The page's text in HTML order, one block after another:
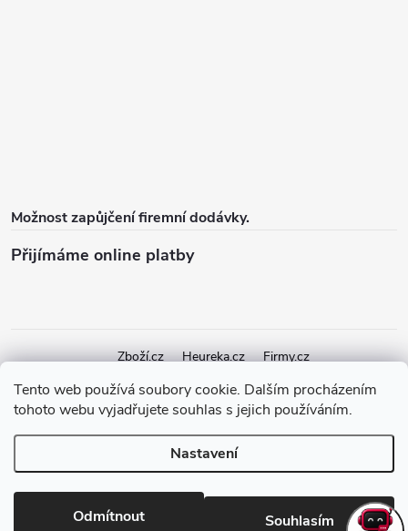
Tento web používá soubory cookie. Dalším procházením
tohoto webu vyjadřujete souhlas s jejich používáním.
Nastavení
Odmítnout Souhlasím
Možnost zapůjčení firemní dodávky.
Přijímáme online platby
Zboží.cz Heureka.cz Firmy.cz
nastavení cookies